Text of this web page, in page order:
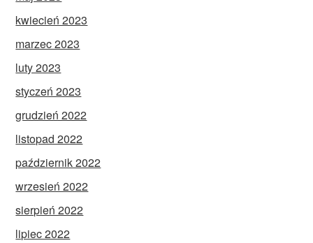
kwiecień 2023
marzec 2023
luty 2023
styczeń 2023
grudzień 2022
listopad 2022
październik 2022
wrzesień 2022
sierpień 2022
lipiec 2022